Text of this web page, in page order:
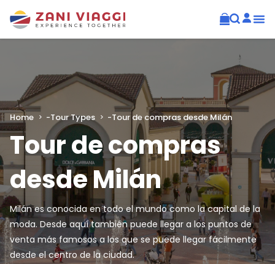
Home -Tour Types -Tour de compras desde Milán
Tour de compras
desde Milán
Milán es conocida en todo el mundo como la capital de la
moda. Desde aquí también puede llegar a los puntos de
venta más famosos a los que se puede llegar fácilmente
desde el centro de la ciudad.